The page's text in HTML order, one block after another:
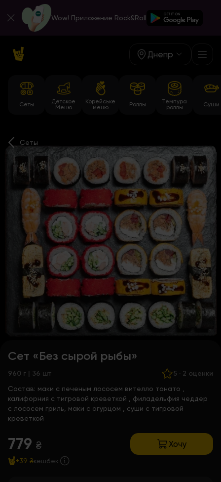
Wow! Приложение Rock&Roll
Днепр
Сеты
Детское
Меню
Корейське
меню
Роллы
Темпура
роллы
Суши
Сеты
Сет «Без сырой рыбы»
960 г | 36 шт 5 · 2 оценки
Состав: маки с печеным лососем вителло тонато
калифорния с тигровой креветкой , филадельфия чеддер
с лососем гриль, маки с огурцом
суши с тигровой
креветкой
779 ₴ Хочу
+39 ₴кешбек